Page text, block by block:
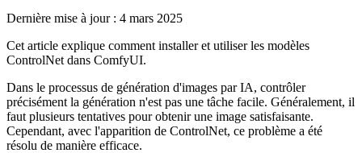
Dernière mise à jour : 4 mars 2025
Cet article explique comment installer et utiliser les modèles
ControlNet dans ComfyUI.
Dans le processus de génération d'images par IA, contrôler
précisément la génération n'est pas une tâche facile. Généralement, il
faut plusieurs tentatives pour obtenir une image satisfaisante.
Cependant, avec l'apparition de ControlNet, ce problème a été
résolu de manière efficace.